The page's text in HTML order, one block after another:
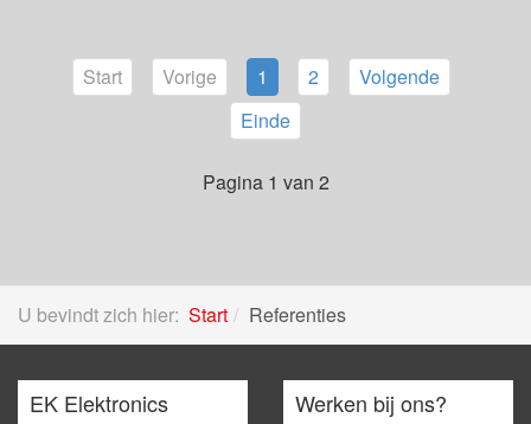
Start Vorige 1 2
Volgende
Einde
Pagina 1 van 2
U bevindt zich hier: Start Referenties
EK Elektronics Werken bij ons?